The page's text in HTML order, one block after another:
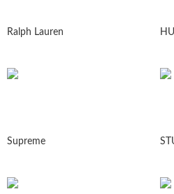
Ralph Lauren
Supreme